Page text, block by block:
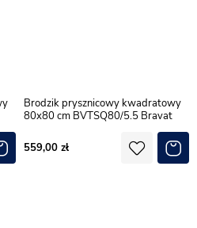
Brodzik prysznicowy kwadratowy
80x80 cm BVTSQ80/5.5 Bravat
559,00